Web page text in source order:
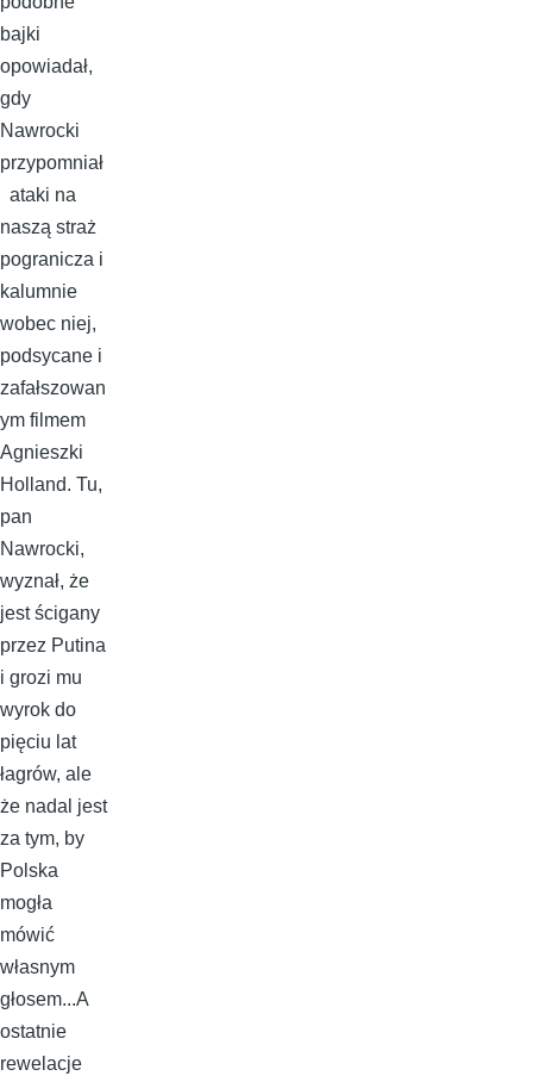
bajki
opowiadał,
gdy
Nawrocki
przypomniał
ataki na
naszą straż
pogranicza i
kalumnie
wobec niej,
podsycane i
zafałszowan
ym filmem
Agnieszki
Holland. Tu,
pan
Nawrocki,
wyznał, że
jest ścigany
przez Putina
i grozi mu
wyrok do
pięciu lat
łagrów, ale
że nadal jest
za tym, by
Polska
mogła
mówić
własnym
głosem...A
ostatnie
rewelacje